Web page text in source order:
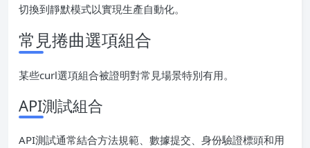
切換到靜默模式以實現生產自動化。
常見捲曲選項組合
某些curl選項組合被證明對常見場景特別有用。
API測試組合
API測試通常結合方法規範、數據提交、身份驗證標頭和用